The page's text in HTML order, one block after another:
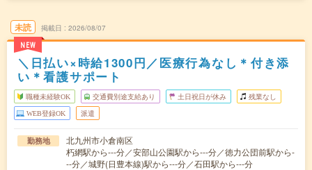
未読
NEW
掲載日 2026/08/07
＼日払い×時給1300円／医療行為なし＊付き添
い＊看護サポート
職種未経験OK 交通費別途支給あり 土日祝日が休み 残業なし
WEB登録OK 派遣
勤務地
北九州市小倉南区
朽網駅から---分／安部山公園駅から---分／徳力公団前駅から-
--分／城野(日豊本線)駅から---分／石田駅から---分